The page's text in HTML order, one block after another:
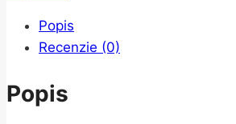
Popis
Recenzie (0)
Popis